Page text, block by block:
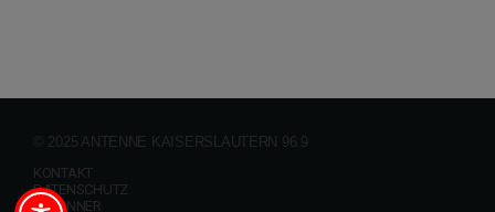
© 2025 ANTENNE KAISERSLAUTERN 96.9
KONTAKT
DATENSCHUTZ
GEWINNER